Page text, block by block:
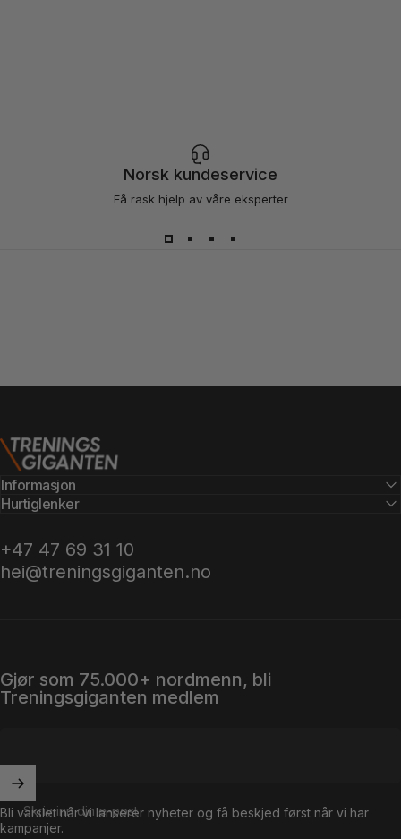
Norsk kundeservice
Få rask hjelp av våre eksperter
Treningsgiganten.no
Informasjon
Hurtiglenker
+47 47 69 31 10
hei@treningsgiganten.no
Gjør som 75.000+ nordmenn, bli
Treningsgiganten medlem
Skriv inn din e-post
Bli varslet når vi lanserer nyheter og få beskjed først når vi har
kampanjer.